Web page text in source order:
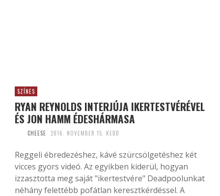
SZÍNES
RYAN REYNOLDS INTERJÚJA IKERTESTVÉRÉVEL
ÉS JON HAMM ÉDESHÁRMASA
CHEESE 2016. NOVEMBER 15. KEDD
Reggeli ébredezéshez, kávé szürcsölgetéshez két
vicces gyors videó. Az egyikben kiderül, hogyan
izzasztotta meg saját "ikertestvére" Deadpoolunkat
néhány felettébb pofátlan keresztkérdéssel. A